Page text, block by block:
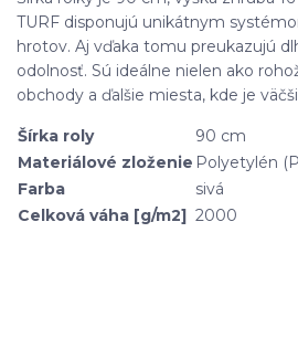
TURF disponujú unikátnym
hrotov. Aj vďaka tomu preukazujú
odolnosť. Sú ideálne nielen ako
obchody a ďalšie miesta, kde je
Šírka roly
90 cm
Materiálové zloženie Polyetylén
Farba
sivá
Celková váha [g/m2] 2000